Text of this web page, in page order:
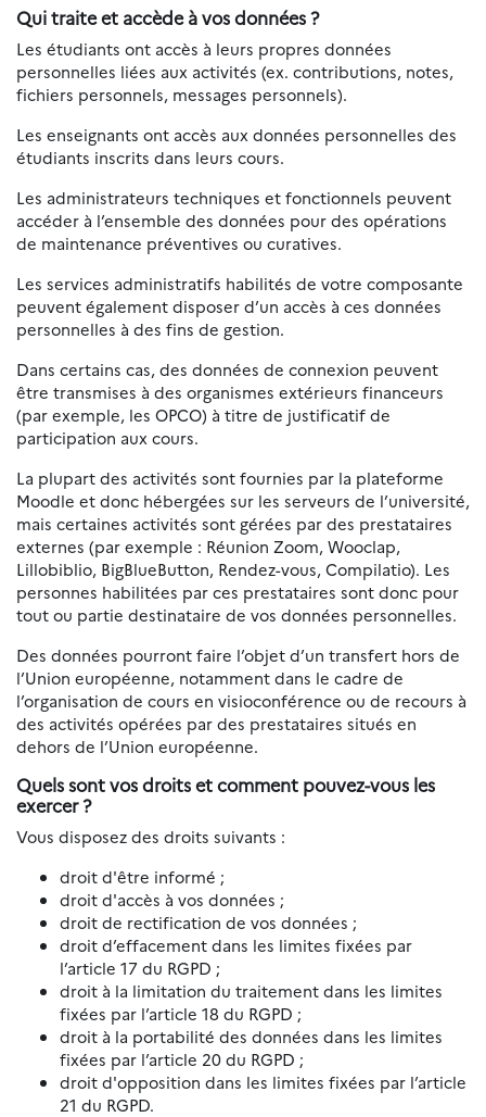
Qui traite et accède à vos données ?
Les étudiants ont accès à leurs propres données
personnelles liées aux activités (ex. contributions, notes,
fichiers personnels, messages personnels).
Les enseignants ont accès aux données personnelles des
étudiants inscrits dans leurs cours.
Les administrateurs techniques et fonctionnels peuvent
accéder à l’ensemble des données pour des opérations
de maintenance préventives ou curatives.
Les services administratifs habilités de votre composante
peuvent également disposer d’un accès à ces données
personnelles à des fins de gestion.
Dans certains cas, des données de connexion peuvent
être transmises à des organismes extérieurs financeurs
(par exemple, les OPCO) à titre de justificatif de
participation aux cours.
La plupart des activités sont fournies par la plateforme
Moodle et donc hébergées sur les serveurs de l’université,
mais certaines activités sont gérées par des prestataires
externes (par exemple : Réunion Zoom, Wooclap,
Lillobiblio, BigBlueButton, Rendez-vous, Compilatio). Les
personnes habilitées par ces prestataires sont donc pour
tout ou partie destinataire de vos données personnelles.
Des données pourront faire l’objet d’un transfert hors de
l’Union européenne, notamment dans le cadre de
l’organisation de cours en visioconférence ou de recours à
des activités opérées par des prestataires situés en
dehors de l’Union européenne.
Quels sont vos droits et comment pouvez-vous les
exercer ?
Vous disposez des droits suivants :
droit d'être informé ;
droit d'accès à vos données ;
droit de rectification de vos données ;
droit d’effacement dans les limites fixées par
l’article 17 du RGPD ;
droit à la limitation du traitement dans les limites
fixées par l’article 18 du RGPD ;
droit à la portabilité des données dans les limites
fixées par l’article 20 du RGPD ;
droit d'opposition dans les limites fixées par l’article
21 du RGPD.